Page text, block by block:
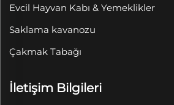
Evcil Hayvan Kabı & Yemeklikler
Saklama kavanozu
Çakmak Tabağı
İletişim Bilgileri